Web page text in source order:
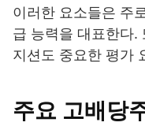
이러한 요소들은 주
급 능력을 대표한다.
지션도 중요한 평가
주요 고배당